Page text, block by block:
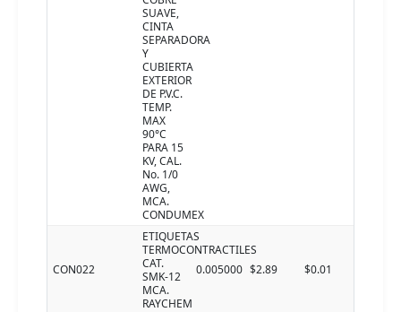
SUAVE,
CINTA
SEPARADORA
Y
CUBIERTA
EXTERIOR
DE P.V.C.
TEMP.
MAX
90°C
PARA 15
KV, CAL.
No. 1/0
AWG,
MCA.
CONDUMEX
CON022
ETIQUETAS
TERMOCONTRACTILES
CAT.
SMK-12
MCA.
RAYCHEM
0.005000 $2.89 $0.01